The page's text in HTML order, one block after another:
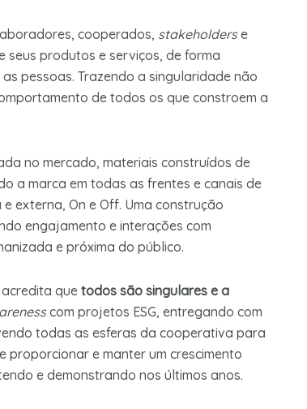
cooperados, stakeholderse
seus produtos e serviços, de forma
pessoas. Trazendo a singularidade não
de todos os que constroem a
no mercado, materiais construídos de
a marca em todas as frentes e canais de
externa, On e Off. Uma construção
engajamento e interações com
e próxima do público.
que todos são singulares e a
com projetos ESG, entregando com
todas as esferas da cooperativa para
proporcionar e manter um crescimento
e demonstrando nos últimos anos.